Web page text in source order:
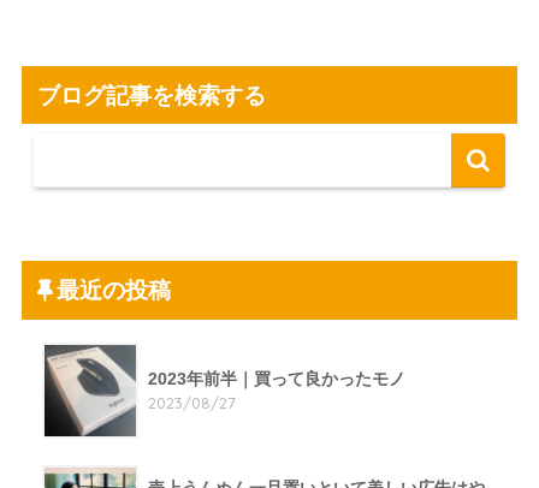
ブログ記事を検索する
最近の投稿
2023年前半｜買って良かったモノ
2023/08/27